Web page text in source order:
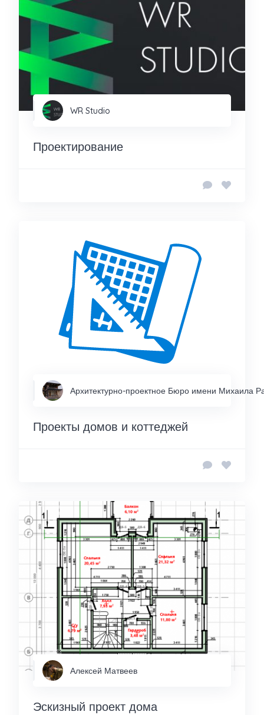
WR Studio
Проектирование
Архитектурно-проектное Бюро имени Михаила
Проекты домов и коттеджей
Алексей Матвеев
Эскизный проект дома